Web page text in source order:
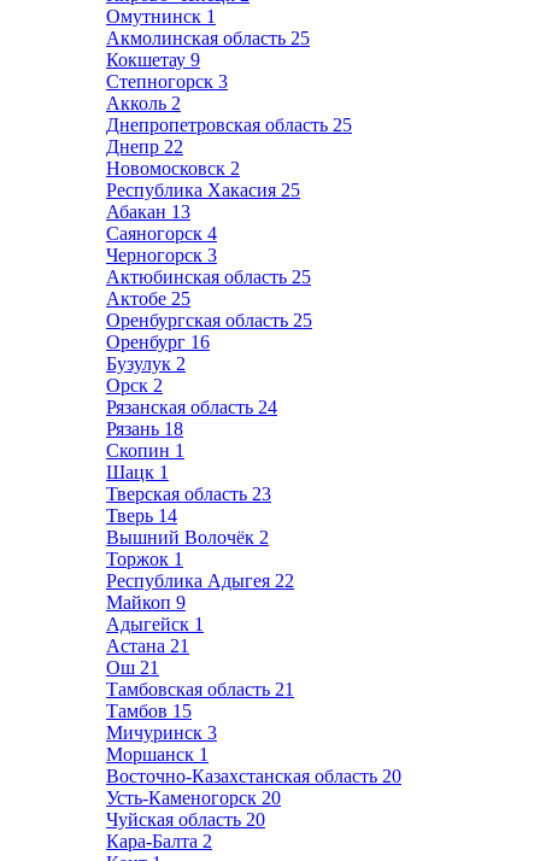
Омутнинск 1
Акмолинская область 25
Кокшетау 9
Степногорск 3
Акколь 2
Днепропетровская область 25
Днепр 22
Новомосковск 2
Республика Хакасия 25
Абакан 13
Саяногорск 4
Черногорск 3
Актюбинская область 25
Актобе 25
Оренбургская область 25
Оренбург 16
Бузулук 2
Орск 2
Рязанская область 24
Рязань 18
Скопин 1
Шацк 1
Тверская область 23
Тверь 14
Вышний Волочёк 2
Торжок 1
Республика Адыгея 22
Майкоп 9
Адыгейск 1
Астана 21
Ош 21
Тамбовская область 21
Тамбов 15
Мичуринск 3
Моршанск 1
Восточно-Казахстанская область 20
Усть-Каменогорск 20
Чуйская область 20
Кара-Балта 2